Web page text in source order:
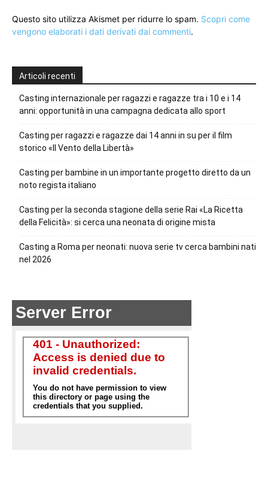
Questo sito utilizza Akismet per ridurre lo spam. Scopri come
vengono elaborati i dati derivati dai commenti.
Articoli recenti
Casting internazionale per ragazzi e ragazze tra i 10 e i 14
anni: opportunità in una campagna dedicata allo sport
Casting per ragazzi e ragazze dai 14 anni in su per il film
storico «Il Vento della Libertà»
Casting per bambine in un importante progetto diretto da un
noto regista italiano
Casting per la seconda stagione della serie Rai «La Ricetta
della Felicità»: si cerca una neonata di origine mista
Casting a Roma per neonati: nuova serie tv cerca bambini nati
nel 2026